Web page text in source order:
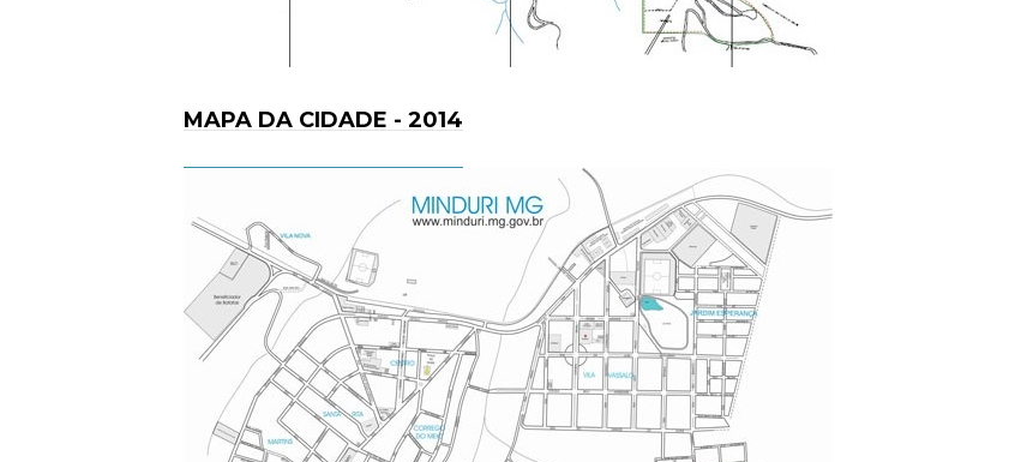
MAPA DA CIDADE - 2014